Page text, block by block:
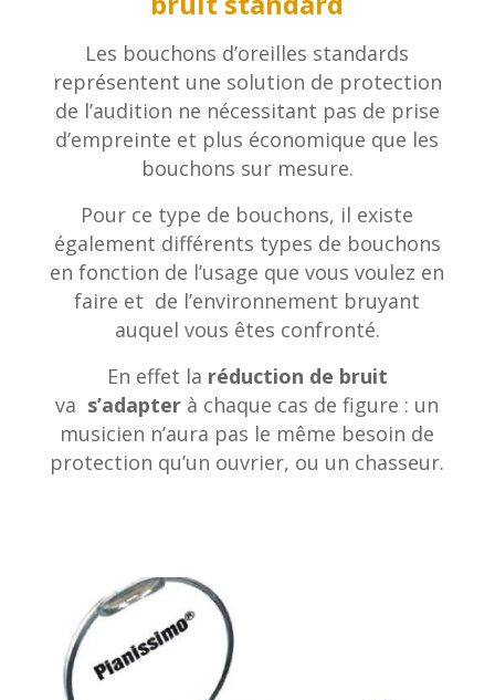
Les bouchons d’oreilles standards
représentent une solution de protection
de l’audition ne nécessitant pas de prise
d’empreinte et plus économique que les
bouchons sur mesure.
Pour ce type de bouchons, il existe
également différents types de bouchons
en fonction de l’usage que vous voulez en
faire et de l’environnement bruyant
auquel vous êtes confronté.
En effet la réduction de bruit
va s’adapter à chaque cas de figure : un
musicien n’aura pas le même besoin de
protection qu’un ouvrier, ou un chasseur.